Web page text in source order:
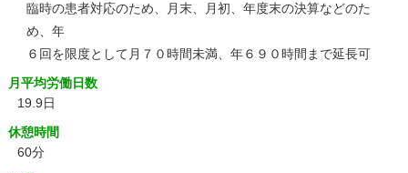
臨時の患者対応のため、月末、月初、年度末の決算などのた
め、年
６回を限度として月７０時間未満、年６９０時間まで延長可
月平均労働日数
19.9日
休憩時間
60分